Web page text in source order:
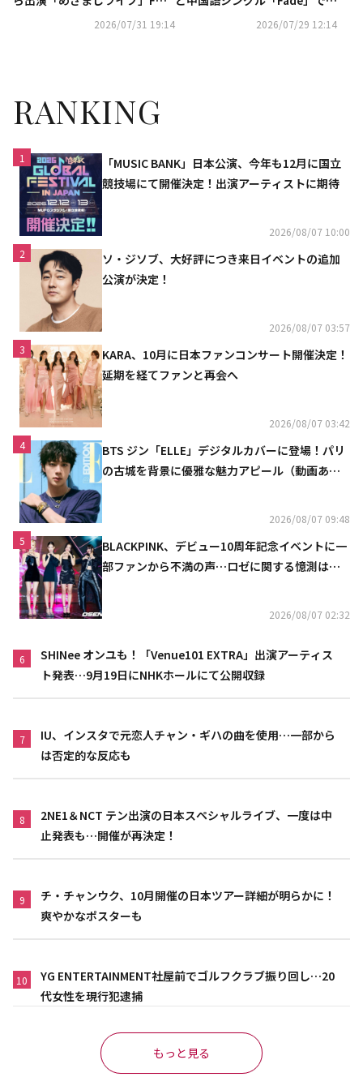
2026/07/31 19:14 ラボ…本日リリース2026/07/29 12:14
RANKING
1
「MUSIC BANK」日本公演、今年も12月に国立
競技場にて開催決定！出演アーティストに期待
2026/08/07 10:00
2
ソ・ジソブ、大好評につき来日イベントの追加
公演が決定！
2026/08/07 03:57
3
KARA、10月に日本ファンコンサート開催決定！
延期を経てファンと再会へ
2026/08/07 03:42
4
BTS ジン「ELLE」デジタルカバーに登場！パリ
の古城を背景に優雅な魅力アピール（動画あ
2026/08/07 09:48
5
BLACKPINK、デビュー10周年記念イベントに一
部ファンから不満の声…ロゼに関する憶測は否
2026/08/07 02:32
6
SHINee オンユも！「Venue101 EXTRA」出演アーティス
ト発表…9月19日にNHKホールにて公開収録
7
IU、インスタで元恋人チャン・ギハの曲を使用…一部から
は否定的な反応も
8
2NE1＆NCT テン出演の日本スペシャルライブ、一度は中
止発表も…開催が再決定！
9
チ・チャンウク、10月開催の日本ツアー詳細が明らかに！
爽やかなポスターも
10
YG ENTERTAINMENT社屋前でゴルフクラブ振り回し…20
代女性を現行犯逮捕
もっと見る